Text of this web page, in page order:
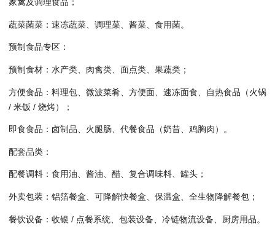
蔬菜菌菜：速冻蔬菜、调理菜、酱菜、食用菌。
预制食品专区：
预制食材：水产类、肉禽类、面点类、果蔬类；
方便食品：料理包、微波菜肴、方便面、速冻面食、自热食品（火锅
/ 米饭 / 烧烤）；
即食食品：卤制品、火腿肠、代餐食品（奶昔、鸡胸肉）。
配套品类：
配餐调料：食用油、酱油、醋、复合调味料、罐头；
外卖包装：铝箔餐盒、可降解快餐盒、保温盒、全生物降解餐包；
餐饮设备：收银 / 点餐系统、包装设备、冷链物流设备、厨房用品。